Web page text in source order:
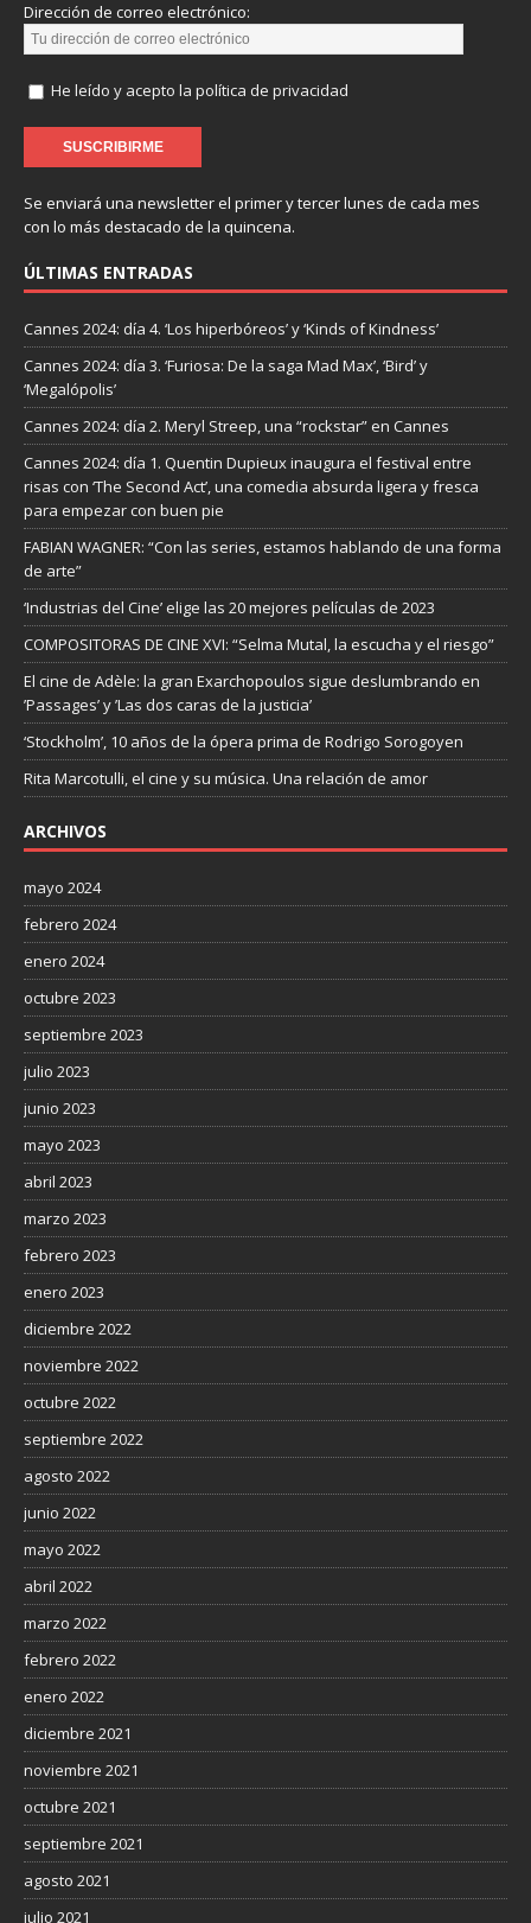
Dirección de correo electrónico:
He leído y acepto la política de privacidad
Se enviará una newsletter el primer y tercer lunes de cada mes
con lo más destacado de la quincena.
ÚLTIMAS ENTRADAS
Cannes 2024: día 4. ‘Los hiperbóreos’ y ‘Kinds of Kindness’
Cannes 2024: día 3. ‘Furiosa: De la saga Mad Max’, ‘Bird’ y
‘Megalópolis’
Cannes 2024: día 2. Meryl Streep, una “rockstar” en Cannes
Cannes 2024: día 1. Quentin Dupieux inaugura el festival entre
risas con ‘The Second Act’, una comedia absurda ligera y fresca
para empezar con buen pie
FABIAN WAGNER: “Con las series, estamos hablando de una forma
de arte”
‘Industrias del Cine’ elige las 20 mejores películas de 2023
COMPOSITORAS DE CINE XVI: “Selma Mutal, la escucha y el riesgo”
El cine de Adèle: la gran Exarchopoulos sigue deslumbrando en
’Passages’ y ’Las dos caras de la justicia’
‘Stockholm’, 10 años de la ópera prima de Rodrigo Sorogoyen
Rita Marcotulli, el cine y su música. Una relación de amor
ARCHIVOS
mayo 2024
febrero 2024
enero 2024
octubre 2023
septiembre 2023
julio 2023
junio 2023
mayo 2023
abril 2023
marzo 2023
febrero 2023
enero 2023
diciembre 2022
noviembre 2022
octubre 2022
septiembre 2022
agosto 2022
junio 2022
mayo 2022
abril 2022
marzo 2022
febrero 2022
enero 2022
diciembre 2021
noviembre 2021
octubre 2021
septiembre 2021
agosto 2021
julio 2021